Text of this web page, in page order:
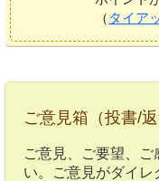
（ タイア
ご意見箱（投書/返
ご意見、ご要望、ご
い。ご意見がダイレ